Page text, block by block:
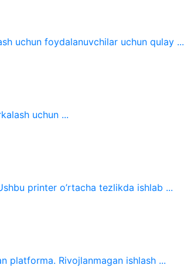
uchun foydalanuvchilar uchun qulay ...
uchun ...
printer o’rtacha tezlikda ishlab ...
platforma. Rivojlanmagan ishlash ...